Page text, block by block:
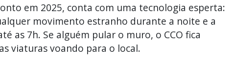
em 2025, conta com uma tecnologia esperta:
movimento estranho durante a noite e a
as 7h. Se alguém pular o muro, o CCO fica
viaturas voando para o local.